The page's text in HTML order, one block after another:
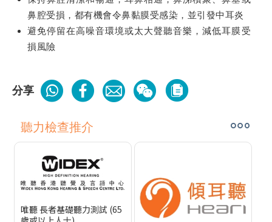
鼻腔受損，都有機會令鼻黏膜受感染，並引發中耳炎
避免停留在高噪音環境或太大聲聽音樂，減低耳膜受
損風險
分享
聽力檢查推介
唯聽 長者基礎聽力測試 (65